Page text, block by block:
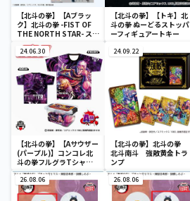
【北斗の拳】【Aブラッ
ク】北斗の拳 -FIST OF
THE NORTH STAR- ステ
ンレスマグ
【北斗の拳】【トキ】北
斗の拳 ぬーどるストッパ
ーフィギュアートキー
24.06.30
【北斗の拳】【Aサウザー
(パープル)】コンコレ北
斗の拳フルグラTシャツ
vol.3
24.09.22
【北斗の拳】北斗の拳
北斗南斗 強敵黄金トラ
ンプ
26.08.06 26.08.06